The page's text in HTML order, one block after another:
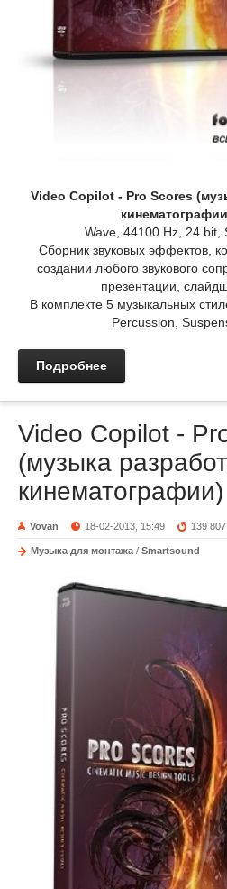
Video Copilot - Pro Scores
Wave, 44100 Hz, 24 bit,
Сборник звуковых эффектов,
создании любого звукового
презентации,
В комплекте 5 музыкальных
Percussion,
Подробнее
Video Copilot -
(музыка
Vovan 18-02-2013, 15:49 139 807
Музыка для монтажа / Smartsound